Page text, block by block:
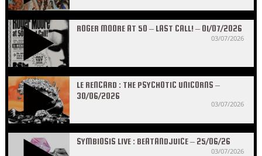
ROGER MOORE AT 50 – LAST CALL! – 01/07/2026
03/07/2026
LE RENCARD : THE PSYCHOTIC UNICORNS –
30/06/2026
03/07/2026
SYMBIOSIS LIVE : BEATANDJUICE – 25/06/26
03/07/2026